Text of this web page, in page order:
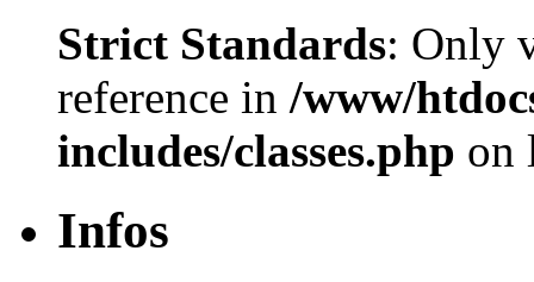
Strict Standards: Only
reference in /www/
includes/classes.php on
Infos